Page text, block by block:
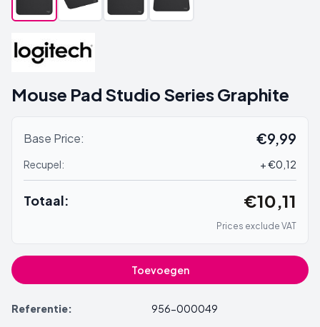
Mouse Pad Studio Series Graphite
Base Price: €9,99
Recupel: + €0,12
Totaal: €10,11
Prices exclude VAT
Toevoegen
Referentie:
956-000049